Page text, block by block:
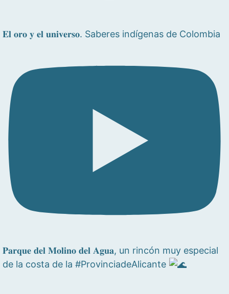
𝐄𝐥 𝐨𝐫𝐨 𝐲 𝐞𝐥 𝐮𝐧𝐢𝐯𝐞𝐫𝐬𝐨. Saberes indígenas de Colombia
𝐏𝐚𝐫𝐪𝐮𝐞 𝐝𝐞𝐥 𝐌𝐨𝐥𝐢𝐧𝐨 𝐝𝐞𝐥 𝐀𝐠𝐮𝐚, un rincón muy especial
de la costa de la #ProvinciadeAlicante